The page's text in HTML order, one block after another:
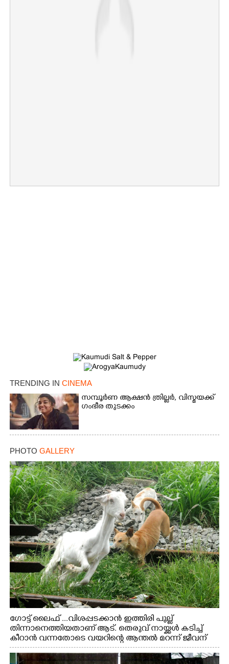
TRENDING IN CINEMA
സമ്പൂർണ ആക്ഷൻ ത്രില്ലർ,​ വിസ്മയക്ക്
ഗംഭീര തുടക്കം
PHOTO GALLERY
ഗോട്ട് ലൈഫ് ...വിശപ്പടക്കാൻ ഇത്തിരി പുല്ല്
തിന്നാനെത്തിയതാണ് ആട്. തെരുവ് നായ്ക്കൾ കടിച്ച്
കീറാൻ വന്നതോടെ വയറിന്റെ ആന്തൽ മറന്ന് ജീവന്
വേണ്ടിയായി ഓട്ടം. എറണാകുളം വാത്തുരുത്തിയിൽ
നിന്നുള്ള കാഴ്ച